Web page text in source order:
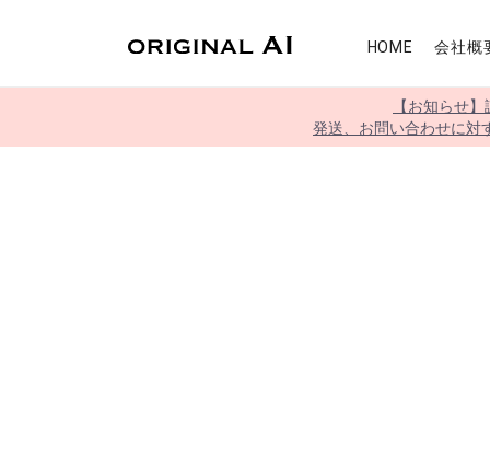
HOME 会社概
【お知らせ
発送、お問い合わせに対